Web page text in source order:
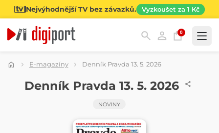
Nejvýhodnější TV bez závazků. Vyzkoušet za 1 Kč
0
Kategorie
E-magazíny Denník Pravda 13. 5. 2026
NOVINYDenník Pravda 13. 5. 2026
NOVINY